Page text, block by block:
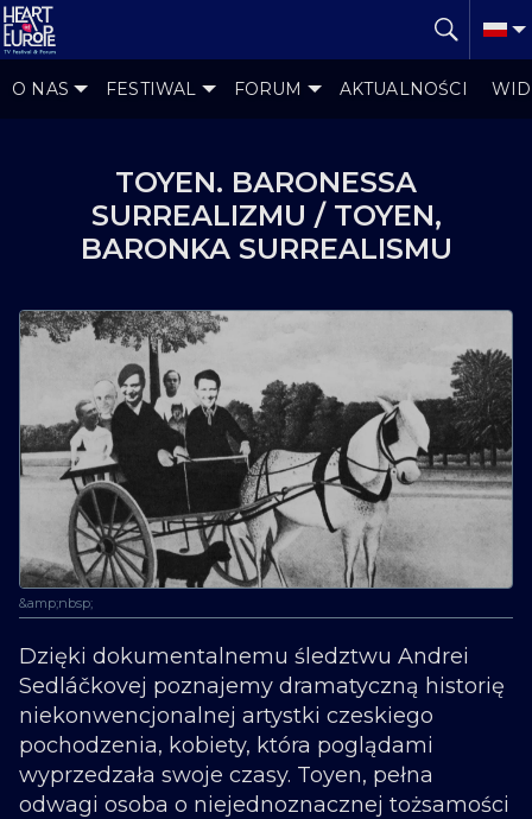
O NAS FESTIWAL FORUM AKTUALNOŚCI
TOYEN. BARONESSA
SURREALIZMU / TOYEN,
BARONKA SURREALISMU
&amp;nbsp;
Dzięki dokumentalnemu śledztwu Andrei
Sedláčkovej poznajemy dramatyczną historię
niekonwencjonalnej artystki czeskiego
pochodzenia, kobiety, która poglądami
wyprzedzała swoje czasy. Toyen, pełna
odwagi osoba o niejednoznacznej tożsamości